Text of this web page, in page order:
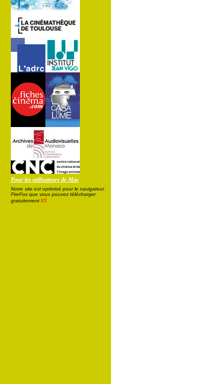
Pour les utilisateurs de Mac
Notre site est optimisé pour le navigateur
FireFox que vous pouvez télécharger
gratuitement ici